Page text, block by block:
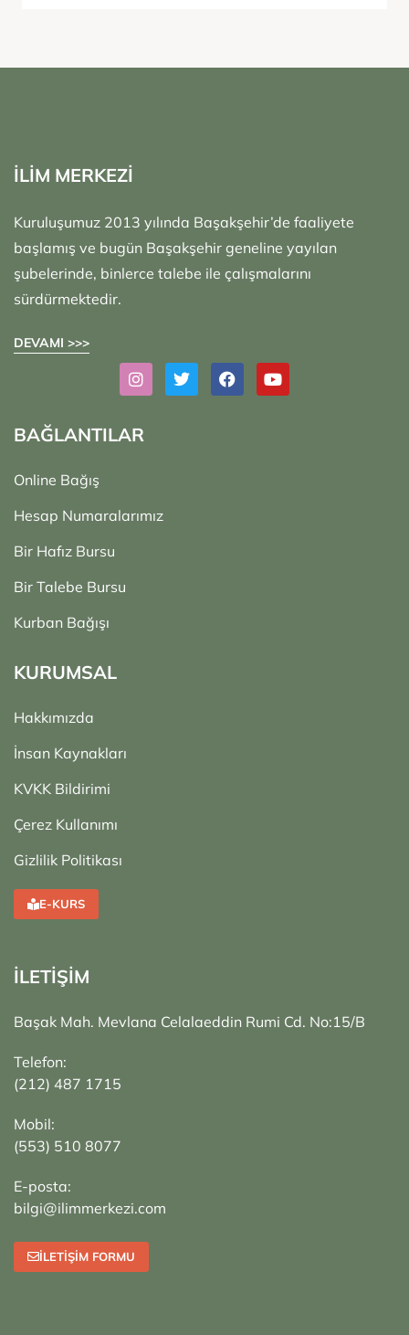
İLİM MERKEZİ
Kuruluşumuz 2013 yılında Başakşehir’de faaliyete
başlamış ve bugün Başakşehir geneline yayılan
şubelerinde, binlerce talebe ile çalışmalarını
sürdürmektedir.
DEVAMI >>>
BAĞLANTILAR
Online Bağış
Hesap Numaralarımız
Bir Hafız Bursu
Bir Talebe Bursu
Kurban Bağışı
KURUMSAL
Hakkımızda
İnsan Kaynakları
KVKK Bildirimi
Çerez Kullanımı
Gizlilik Politikası
E-KURS
İLETİŞİM
Başak Mah. Mevlana Celalaeddin Rumi Cd. No:15/B
Telefon:
(212) 487 1715
Mobil:
(553) 510 8077
E-posta:
bilgi@ilimmerkezi.com
İLETIŞIM FORMU